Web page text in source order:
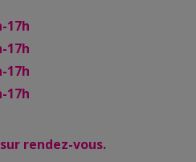
17h
17h
17h
17h
rendez-vous.